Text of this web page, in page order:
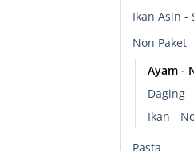
Ikan Asin -
Non Paket
Ayam -
Daging
Ikan -
Pasta